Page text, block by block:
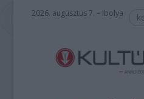
2026. augusztus 7. – Ibolya